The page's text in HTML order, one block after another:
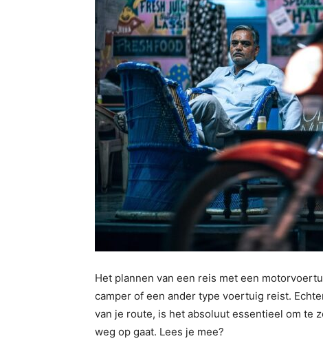
Het plannen van een reis met een
camper of een ander type voertuig reist.
van je route, is het absoluut essentieel om te
weg op gaat. Lees je mee?